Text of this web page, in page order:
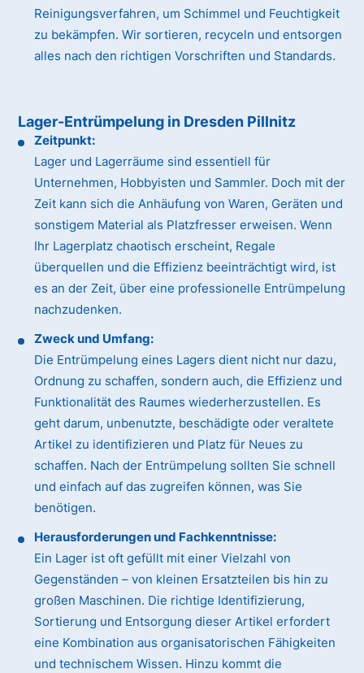
Reinigungsverfahren, um Schimmel und Feuchtigkeit
zu bekämpfen. Wir sortieren, recyceln und entsorgen
alles nach den richtigen Vorschriften und Standards.
Lager-Entrümpelung in Dresden Pillnitz
Zeitpunkt:
Lager und Lagerräume sind essentiell für
Unternehmen, Hobbyisten und Sammler. Doch mit der
Zeit kann sich die Anhäufung von Waren, Geräten und
sonstigem Material als Platzfresser erweisen. Wenn
Ihr Lagerplatz chaotisch erscheint, Regale
überquellen und die Effizienz beeinträchtigt wird, ist
es an der Zeit, über eine professionelle Entrümpelung
nachzudenken.
Zweck und Umfang:
Die Entrümpelung eines Lagers dient nicht nur dazu,
Ordnung zu schaffen, sondern auch, die Effizienz und
Funktionalität des Raumes wiederherzustellen. Es
geht darum, unbenutzte, beschädigte oder veraltete
Artikel zu identifizieren und Platz für Neues zu
schaffen. Nach der Entrümpelung sollten Sie schnell
und einfach auf das zugreifen können, was Sie
benötigen.
Herausforderungen und Fachkenntnisse:
Ein Lager ist oft gefüllt mit einer Vielzahl von
Gegenständen – von kleinen Ersatzteilen bis hin zu
großen Maschinen. Die richtige Identifizierung,
Sortierung und Entsorgung dieser Artikel erfordert
eine Kombination aus organisatorischen Fähigkeiten
und technischem Wissen. Hinzu kommt die